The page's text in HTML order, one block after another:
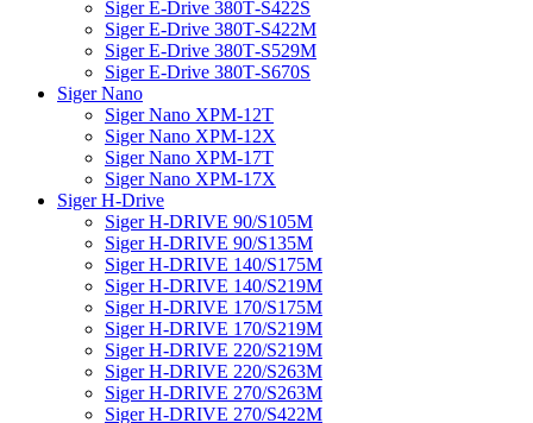
Siger E-Drive 380Т-S422S
Siger E-Drive 380Т-S422М
Siger E-Drive 380Т-S529М
Siger E-Drive 380Т-S670S
Siger Nano
Siger Nano XPM-12T
Siger Nano XPM-12X
Siger Nano XPM-17T
Siger Nano XPM-17Х
Siger H-Drive
Siger H-DRIVE 90/S105M
Siger H-DRIVE 90/S135M
Siger H-DRIVE 140/S175M
Siger H-DRIVE 140/S219M
Siger H-DRIVE 170/S175M
Siger H-DRIVE 170/S219M
Siger H-DRIVE 220/S219M
Siger H-DRIVE 220/S263M
Siger H-DRIVE 270/S263M
Siger H-DRIVE 270/S422M